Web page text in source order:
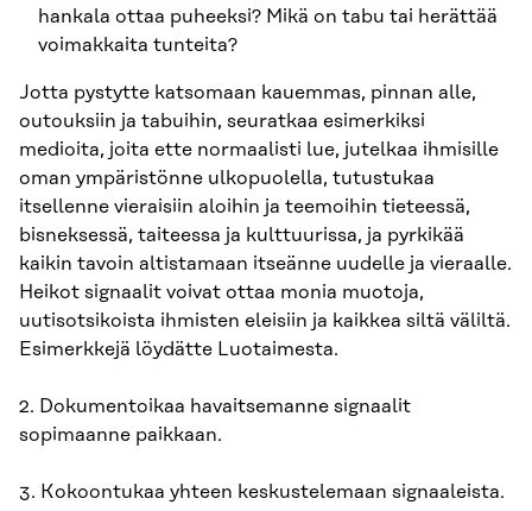
hankala ottaa puheeksi? Mikä on tabu tai herättää
voimakkaita tunteita?
Jotta pystytte katsomaan kauemmas, pinnan alle,
outouksiin ja tabuihin, seuratkaa esimerkiksi
medioita, joita ette normaalisti lue, jutelkaa ihmisille
oman ympäristönne ulkopuolella, tutustukaa
itsellenne vieraisiin aloihin ja teemoihin tieteessä,
bisneksessä, taiteessa ja kulttuurissa, ja pyrkikää
kaikin tavoin altistamaan itseänne uudelle ja vieraalle.
Heikot signaalit voivat ottaa monia muotoja,
uutisotsikoista ihmisten eleisiin ja kaikkea siltä väliltä.
Esimerkkejä löydätte Luotaimesta.
2. Dokumentoikaa havaitsemanne signaalit
sopimaanne paikkaan.
3. Kokoontukaa yhteen keskustelemaan signaaleista.